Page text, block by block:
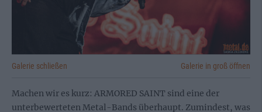
Galerie schließen Galerie in groß öffnen
Machen wir es kurz: ARMORED SAINT sind eine der
unterbewerteten Metal-Bands überhaupt. Zumindest, was